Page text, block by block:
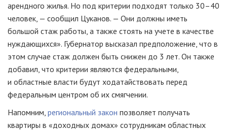
арендного жилья. Но под критерии подходят только 30–40
человек, — сообщил Цуканов. — Они должны иметь
большой стаж работы, а также стоять на учете в качестве
нуждающихся». Губернатор высказал предположение, что в
этом случае стаж должен быть снижен до 3 лет. Он также
добавил, что критерии являются федеральными,
и областные власти будут ходатайствовать перед
федеральным центром об их смягчении.
Напомним, региональный закон позволяет получать
квартиры в «доходных домах» сотрудникам областных